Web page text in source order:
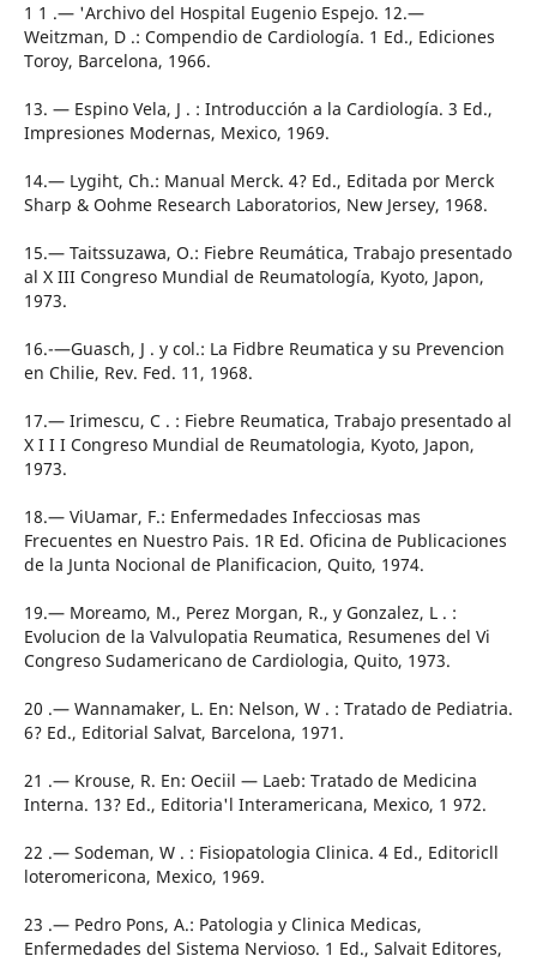
1 1 .— 'Archivo del Hospital Eugenio Espejo. 12.—
Weitzman, D .: Compendio de Cardiología. 1 Ed., Ediciones
Toroy, Barcelona, 1966.
13. — Espino Vela, J . : Introducción a la Cardiología. 3 Ed.,
Impresiones Modernas, Mexico, 1969.
14.— Lygiht, Ch.: Manual Merck. 4? Ed., Editada por Merck
Sharp & Oohme Research Laboratorios, New Jersey, 1968.
15.— Taitssuzawa, O.: Fiebre Reumática, Trabajo presentado
al X III Congreso Mundial de Reumatología, Kyoto, Japon,
1973.
16.-—Guasch, J . y col.: La Fidbre Reumatica y su Prevencion
en Chilie, Rev. Fed. 11, 1968.
17.— Irimescu, C . : Fiebre Reumatica, Trabajo presentado al
X I I I Congreso Mundial de Reumatologia, Kyoto, Japon,
1973.
18.— ViUamar, F.: Enfermedades Infecciosas mas
Frecuentes en Nuestro Pais. 1R Ed. Oficina de Publicaciones
de la Junta Nocional de Planificacion, Quito, 1974.
19.— Moreamo, M., Perez Morgan, R., y Gonzalez, L . :
Evolucion de la Valvulopatia Reumatica, Resumenes del Vi
Congreso Sudamericano de Cardiologia, Quito, 1973.
20 .— Wannamaker, L. En: Nelson, W . : Tratado de Pediatria.
6? Ed., Editorial Salvat, Barcelona, 1971.
21 .— Krouse, R. En: Oeciil — Laeb: Tratado de Medicina
Interna. 13? Ed., Editoria'l Interamericana, Mexico, 1 972.
22 .— Sodeman, W . : Fisiopatologia Clinica. 4 Ed., Editoricll
loteromericona, Mexico, 1969.
23 .— Pedro Pons, A.: Patologia y Clinica Medicas,
Enfermedades del Sistema Nervioso. 1 Ed., Salvait Editores,